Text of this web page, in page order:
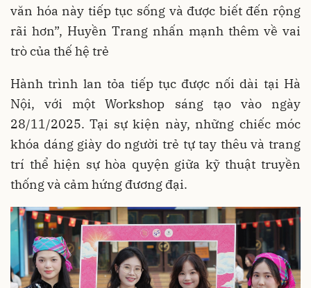
văn hóa này tiếp tục sống và được biết đến rộng
rãi hơn”, Huyền Trang nhấn mạnh thêm về vai
trò của thế hệ trẻ
Hành trình lan tỏa tiếp tục được nối dài tại Hà
Nội, với một Workshop sáng tạo vào ngày
28/11/2025. Tại sự kiện này, những chiếc móc
khóa dáng giày do người trẻ tự tay thêu và trang
trí thể hiện sự hòa quyện giữa kỹ thuật truyền
thống và cảm hứng đương đại.